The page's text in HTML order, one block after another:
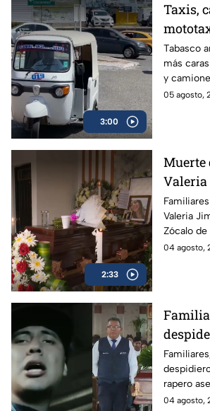
3:00
Taxis,
20%
Tabasco
más
y
hasta
05 agosto,
2:33
Muerte
Valeria
tráfico
en
Valeria
Zócalo
justicia.
04 agosto,
tras su
rapero
grabación
04 agosto,